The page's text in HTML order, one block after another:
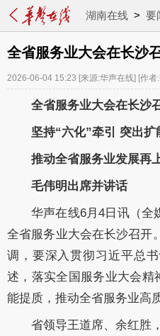
湖南在线> 要
全省服务业大会在长沙
2026-06-04 15:23 [来源:华声在线] [作者
全省服务业大会在长沙
坚持“六化”牵引 突出扩
推动全省服务业发展再
毛伟明出席并讲话
华声在线6月4 日讯（全
全省服务业大会在长沙召开。
调， 要深入贯彻习近平总
述 ， 落实全国服务业大会精
能提质， 推动全省服务业高
省领导王道席、余红胜